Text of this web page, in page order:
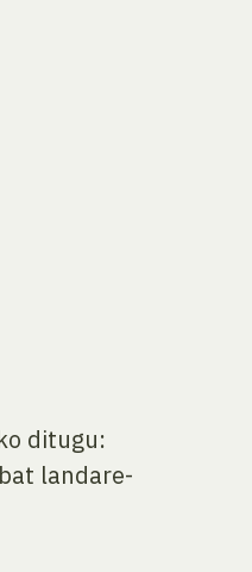
ditugu:
landare-